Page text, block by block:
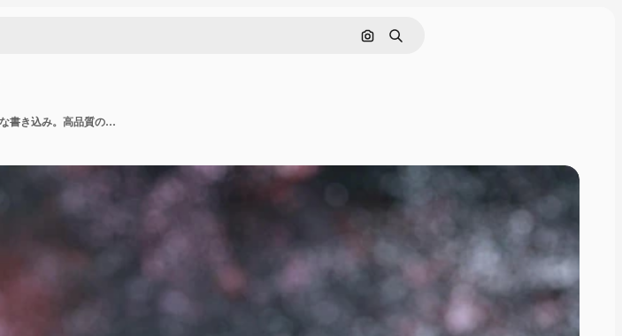
画像で検索
検索
水平方向に木製のダイスに黒い文字で愛またはloevの象徴的な書き込み。高品質の写真